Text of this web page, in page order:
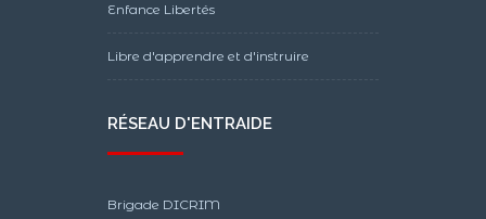
Enfance Libertés
Libre d'apprendre et d'instruire
RÉSEAU D'ENTRAIDE
Brigade DICRIM